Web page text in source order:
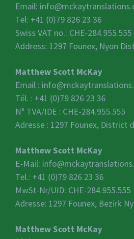
Email:
Tel: +41 (0)79 826 23 36
Swiss VAT no.: CHE-284.955.555
Address: 1297 Founex, Nyon
Matthew Scott McKay
Email :
Tél. : +41 (0)79 826 23 36
N° TVA/IDE : CHE-284.955.555
Adresse : 1297 Founex, District
Matthew Scott McKay
E-Mail:
Tel.: +41 (0)79 826 23 36
MwSt-Nr/UID: CHE-284.955.555
Adresse: 1297 Founex, Bezirk
Matthew Scott McKay